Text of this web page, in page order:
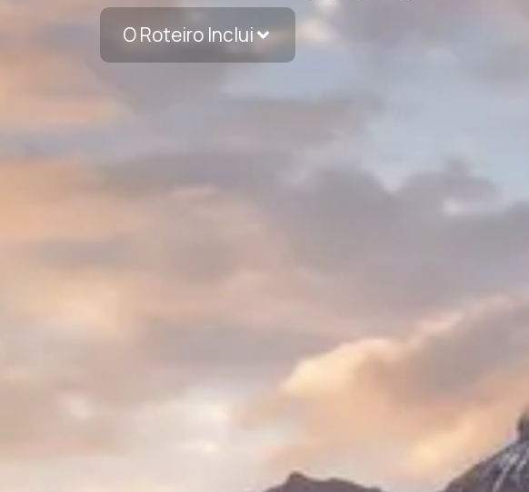
O Roteiro Inclui